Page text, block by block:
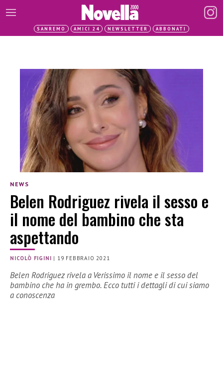
SANREMO AMICI 24 NEWSLETTER ABBONATI
NEWS
Belen Rodriguez rivela il sesso e
il nome del bambino che sta
aspettando
NICOLÒ FIGINI | 19 FEBBRAIO 2021
Belen Rodriguez rivela a Verissimo il nome e il sesso del
bambino che ha in grembo. Ecco tutti i dettagli di cui siamo
a conoscenza